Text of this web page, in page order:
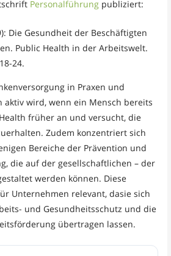
Personalführungpubliziert:
Die Gesundheit der Beschäftigten
Public Health in der Arbeitswelt.
24.
in Praxen und
aktiv wird, wenn ein Mensch bereits
früher an und versucht, die
Zudem konzentriert sich
Bereiche der Prävention und
die auf der gesellschaftlichen – der
werden können. Diese
Unternehmen relevant, dasie sich
und Gesundheitsschutz und die
übertragen lassen.